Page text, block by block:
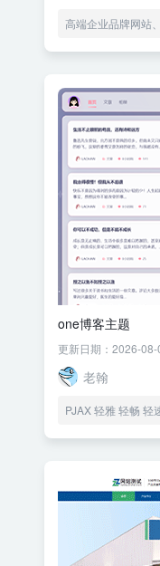
高端企业品牌网站
one博客主题
更新日期：2026-
老翰
PJAX 轻雅 轻畅 轻